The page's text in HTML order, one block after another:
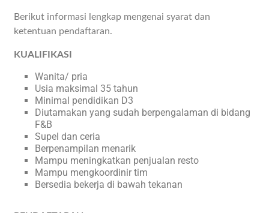
Berikut informasi lengkap mengenai syarat dan
ketentuan pendaftaran.
KUALIFIKASI
Wanita/ pria
Usia maksimal 35 tahun
Minimal pendidikan D3
Diutamakan yang sudah berpengalaman di bidang
F&B
Supel dan ceria
Berpenampilan menarik
Mampu meningkatkan penjualan resto
Mampu mengkoordinir tim
Bersedia bekerja di bawah tekanan